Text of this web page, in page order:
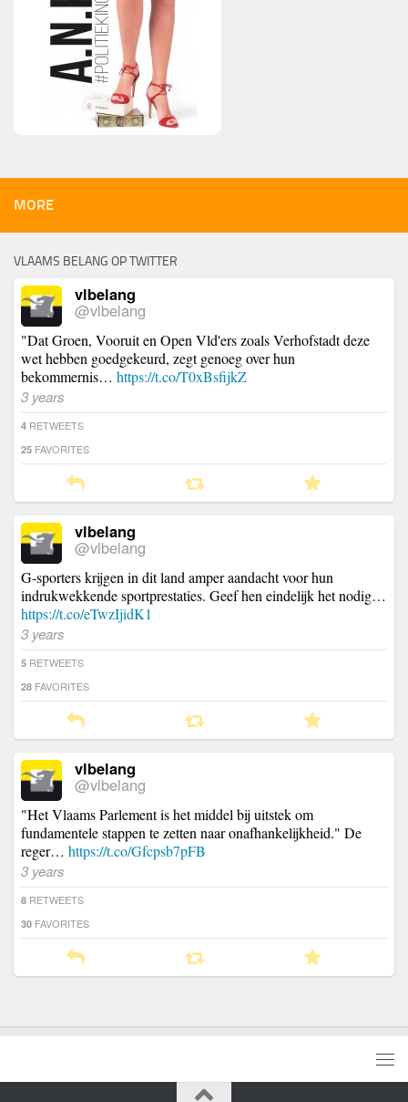
MORE
VLAAMS BELANG OP TWITTER
vlbelang
@vlbelang
"Dat Groen, Vooruit en Open Vld'ers zoals Verhofstadt deze
wet hebben goedgekeurd, zegt genoeg over hun
bekommernis… https://t.co/T0xBsfijkZ
3 years
4 RETWEETS
25 FAVORITES
vlbelang
@vlbelang
G-sporters krijgen in dit land amper aandacht voor hun
indrukwekkende sportprestaties. Geef hen eindelijk het nodig…
https://t.co/eTwzIjidK1
3 years
5 RETWEETS
28 FAVORITES
vlbelang
@vlbelang
"Het Vlaams Parlement is het middel bij uitstek om
fundamentele stappen te zetten naar onafhankelijkheid." De
reger… https://t.co/Gfcpsb7pFB
3 years
8 RETWEETS
30 FAVORITES